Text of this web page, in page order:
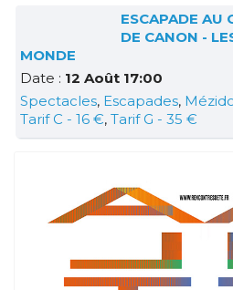
ESCAPADE AU
DE CANON -
MONDE
Date : 12 Août 17:00
Spectacles, Escapades,
Tarif C - 16 €,Tarif G - 35 €